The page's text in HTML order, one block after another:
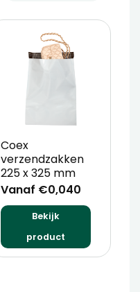
Coex
verzendzakken
225 x 325 mm
Vanaf €0,040
Bekijk
product